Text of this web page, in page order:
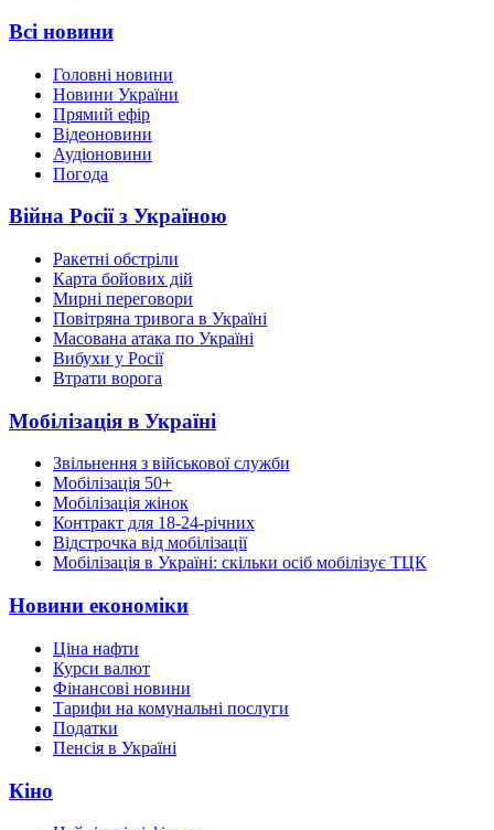
Всі новини
Головні новини
Новини України
Прямий ефір
Відеоновини
Аудіоновини
Погода
Війна Росії з Україною
Ракетні обстріли
Карта бойових дій
Мирні переговори
Повітряна тривога в Україні
Масована атака по Україні
Вибухи у Росії
Втрати ворога
Мобілізація в Україні
Звільнення з військової служби
Мобілізація 50+
Мобілізація жінок
Контракт для 18-24-річних
Відстрочка від мобілізації
Мобілізація в Україні: скільки осіб мобілізує ТЦК
Новини економіки
Ціна нафти
Курси валют
Фінансові новини
Тарифи на комунальні послуги
Податки
Пенсія в Україні
Кіно